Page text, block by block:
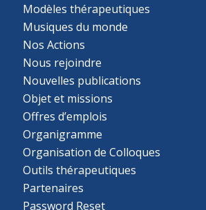
Modèles thérapeutiques
Musiques du monde
Nos Actions
Nous rejoindre
Nouvelles publications
Objet et missions
Offres d’emplois
Organigramme
Organisation de Colloques
Outils thérapeutiques
Partenaires
Password Reset